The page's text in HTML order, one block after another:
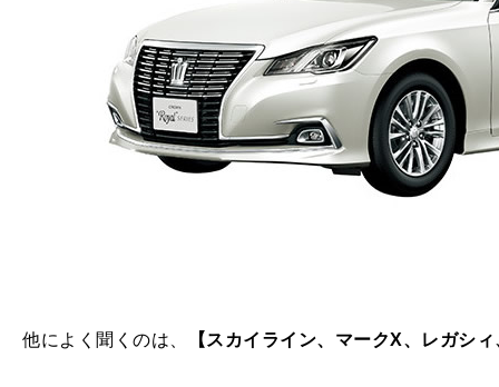
他によく聞くのは、 【スカイライン、マークX、レガシ